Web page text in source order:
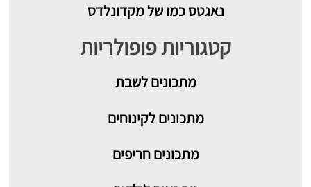
נאגטס כמו של מקדונלדס
קטגוריות פופולריות
מתכוניםלשבת
מתכונים לקינוחים
מתכונים חריפים